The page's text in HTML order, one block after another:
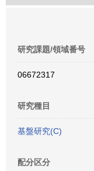
研究課題/領域番号
06672317
研究種目
基盤研究(C)
配分区分